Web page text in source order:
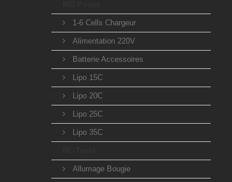
1-6 Cells Chargeur
Alimentation 220V
Batterie Accessoires
Lipo 15C
Lipo 20C
Lipo 25C
Lipo 35C
Allumage Bougie